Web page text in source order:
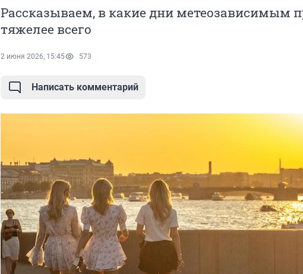
Рассказываем, в какие дни метеозависимым
тяжелее всего
2 июня 2026, 15:45 573
Написать комментарий